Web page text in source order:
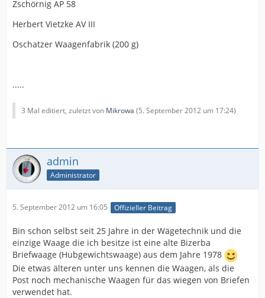
Zschörnig AP 58
Herbert Vietzke AV III
Oschatzer Waagenfabrik (200 g)
.....
3 Mal editiert, zuletzt von Mikrowa (5. September 2012 um 17:24)
admin
Administrator
5. September 2012 um 16:05 Offizieller Beitrag
Bin schon selbst seit 25 Jahre in der Wägetechnik und die
einzige Waage die ich besitze ist eine alte Bizerba
Briefwaage (Hubgewichtswaage) aus dem Jahre 1978
Die etwas älteren unter uns kennen die Waagen, als die
Post noch mechanische Waagen für das wiegen von Briefen
verwendet hat.